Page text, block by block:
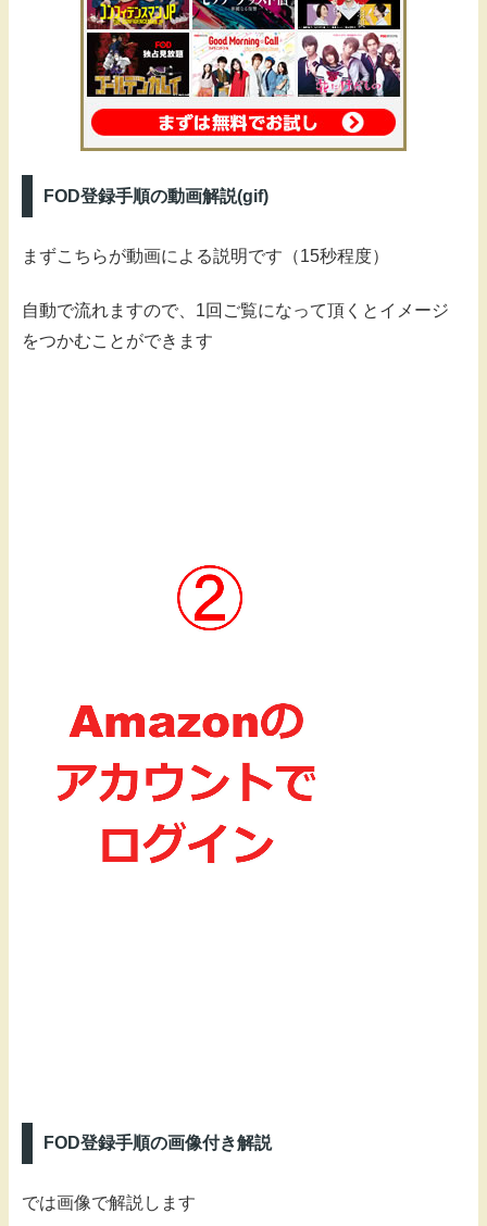
FOD登録手順の動画解説(gif)
まずこちらが動画による説明です（15秒程度）
自動で流れますので、1回ご覧になって頂くとイメージ
をつかむことができます
FOD登録手順の画像付き解説
では画像で解説します